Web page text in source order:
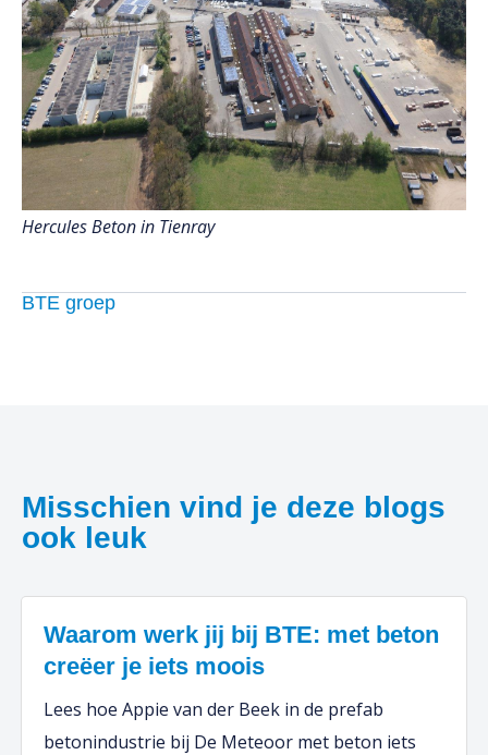
Hercules Beton in Tienray
BTE groep
Misschien vind je deze blogs
ook leuk
Waarom werk jij bij BTE: met beton
creëer je iets moois
Lees hoe Appie van der Beek in de prefab
betonindustrie bij De Meteoor met beton iets